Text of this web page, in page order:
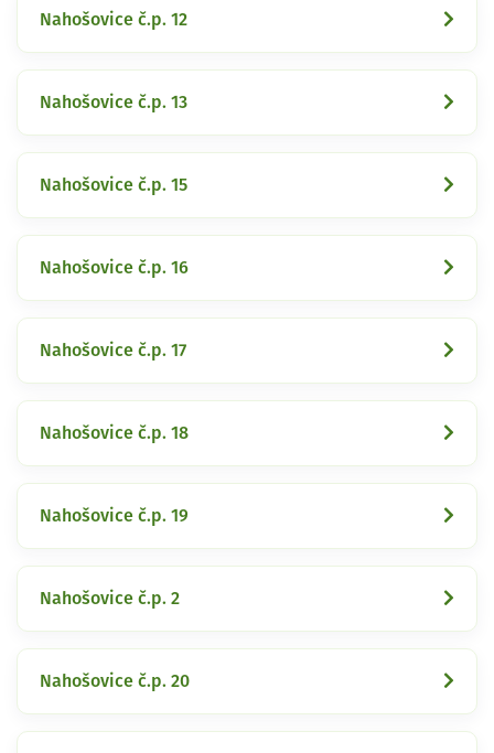
Nahošovice č.p. 12
Nahošovice č.p. 13
Nahošovice č.p. 15
Nahošovice č.p. 16
Nahošovice č.p. 17
Nahošovice č.p. 18
Nahošovice č.p. 19
Nahošovice č.p. 2
Nahošovice č.p. 20